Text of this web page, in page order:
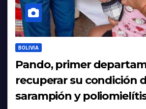
BOLIVIA
Pando, primer
recuperar su condición
sarampión y